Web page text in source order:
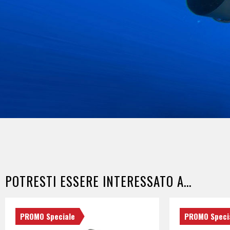
POTRESTI ESSERE INTERESSATO A...
PROMO Speciale PROMO